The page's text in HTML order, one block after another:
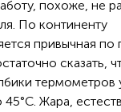
похоже, не
По континенту
привычная
сказать,
термометров
45°С. Жара,